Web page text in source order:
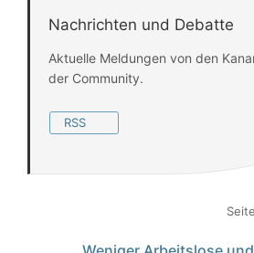
Nachrichten und Debatte
Aktuelle Meldungen von den
der Community.
RSS